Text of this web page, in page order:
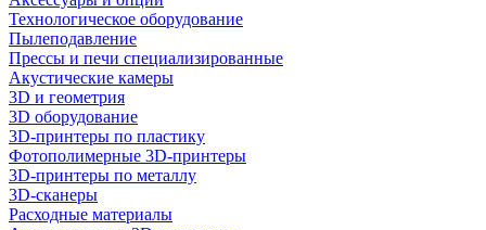
Технологическое оборудование
Пылеподавление
Прессы и печи специализированные
Акустические камеры
3D и геометрия
3D оборудование
3D-принтеры по пластику
Фотополимерные 3D-принтеры
3D-принтеры по металлу
3D-сканеры
Расходные материалы